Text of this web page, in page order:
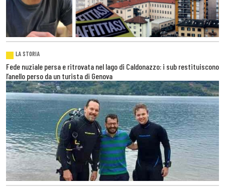
LA STORIA
Fede nuziale persa e ritrovata nel lago di Caldonazzo: i sub restituiscono
l’anello perso da un turista di Genova